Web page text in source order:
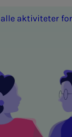
alle aktiviteter